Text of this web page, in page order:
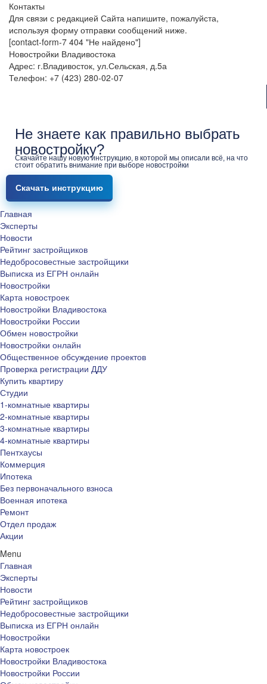
Контакты
Для связи с редакцией Сайта напишите, пожалуйста,
используя форму отправки сообщений ниже.
[contact-form-7 404 "Не найдено"]
Новостройки Владивостока
Адрес: г.Владивосток, ул.Сельская, д.5а
Телефон: +7 (423) 280-02-07
Не знаете как правильно выбрать
новостройку?
Скачайте нашу новую инструкцию, в которой мы описали всё, на что
стоит обратить внимание при выборе новостройки
Скачать инструкцию
Главная
Эксперты
Новости
Рейтинг застройщиков
Недобросовестные застройщики
Выписка из ЕГРН онлайн
Новостройки
Карта новостроек
Новостройки Владивостока
Новостройки России
Обмен новостройки
Новостройки онлайн
Общественное обсуждение проектов
Проверка регистрации ДДУ
Купить квартиру
Студии
1-комнатные квартиры
2-комнатные квартиры
3-комнатные квартиры
4-комнатные квартиры
Пентхаусы
Коммерция
Ипотека
Без первоначального взноса
Военная ипотека
Ремонт
Отдел продаж
Акции
Menu
Главная
Эксперты
Новости
Рейтинг застройщиков
Недобросовестные застройщики
Выписка из ЕГРН онлайн
Новостройки
Карта новостроек
Новостройки Владивостока
Новостройки России